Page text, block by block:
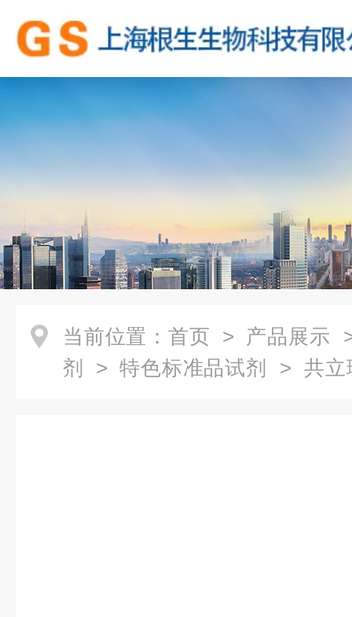
当前位置： 首页 > 产品展示
剂
> 特色标准品试剂
> 共立